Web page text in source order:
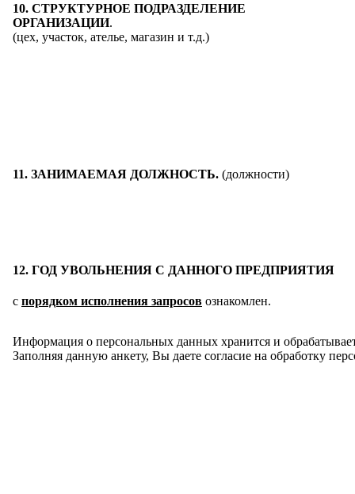
10. СТРУКТУРНОЕ ПОДРАЗДЕЛЕНИЕ
ОРГАНИЗАЦИИ.
(цех, участок, ателье, магазин и т.д.)
11. ЗАНИМАЕМАЯ ДОЛЖНОСТЬ. (должности)
12. ГОД УВОЛЬНЕНИЯ С ДАННОГО ПРЕДПРИЯТИЯ
с порядком исполнения запросов ознакомлен.
Информация о персональных данных хранится и
Заполняя данную анкету, Вы даете согласие на обработку